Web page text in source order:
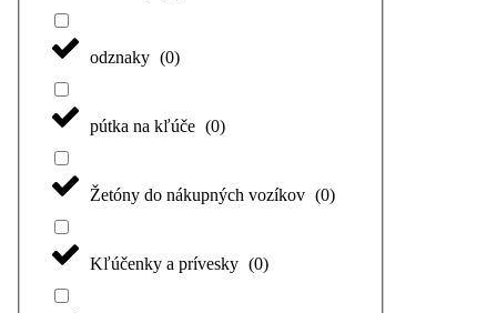
odznaky (0)
pútka na kľúče (0)
Žetóny do nákupných vozíkov (0)
Kľúčenky a prívesky (0)